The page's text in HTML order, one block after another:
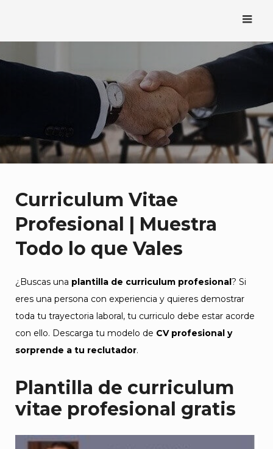
contenido
Curriculum Vitae
Profesional | Muestra
Todo lo que Vales
¿Buscas una plantilla de curriculum profesional? Si
eres una persona con experiencia y quieres demostrar
toda tu trayectoria laboral, tu curriculo debe estar acorde
con ello. Descarga tu modelo de CV profesional y
sorprende a tu reclutador.
Plantilla de curriculum
vitae profesional gratis